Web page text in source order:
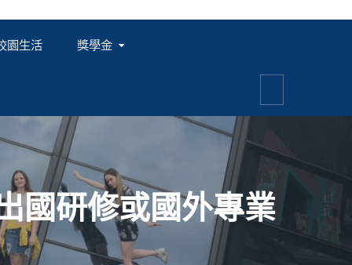
園生活 獎學金
國研修或國外專業